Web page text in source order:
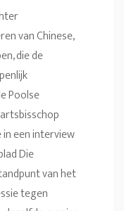
van Chinese,
die de
Poolse
in een interview
Die
van het
tegen